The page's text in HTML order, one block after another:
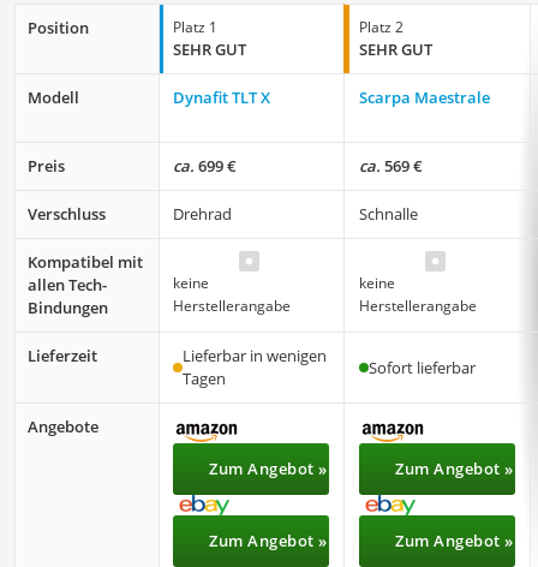
Position Platz 1
SEHR GUT
Platz 2
SEHR GUT
Modell Dynafit TLT X Scarpa Maestrale
Preis ca. 699 € ca. 569 €
Verschluss Drehrad Schnalle
Kompatibel mit
allen Tech-
Bindungen
keine
Herstellerangabe
keine
Herstellerangabe
Lieferzeit
Lieferbar in wenigen
Tagen
Sofort lieferbar
Angebote
Zum Angebot »
Zum Angebot »
Zum Angebot »
Zum Angebot »